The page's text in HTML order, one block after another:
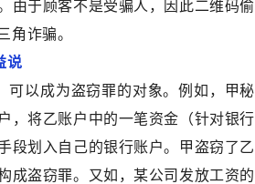
由于顾客不是受骗人，因此二维码偷
角诈骗。
说
可以成为盗窃罪的对象。例如，甲秘
，将乙账户中的一笔资金（针对银行
段划入自己的银行账户。甲盗窃了乙
成盗窃罪。又如，某公司发放工资的